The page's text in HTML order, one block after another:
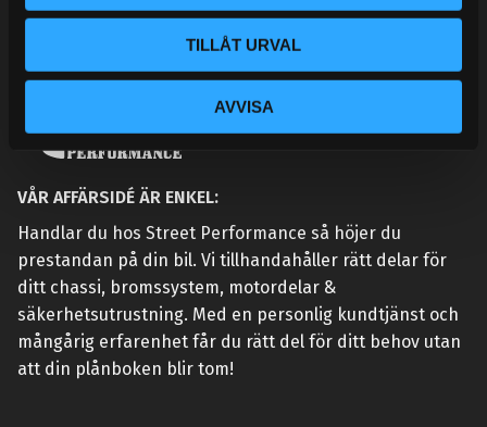
TILLÅT URVAL
AVVISA
VÅR AFFÄRSIDÉ ÄR ENKEL:
Handlar du hos Street Performance så höjer du
prestandan på din bil. Vi tillhandahåller rätt delar för
ditt chassi, bromssystem, motordelar &
säkerhetsutrustning. Med en personlig kundtjänst och
mångårig erfarenhet får du rätt del för ditt behov utan
att din plånboken blir tom!